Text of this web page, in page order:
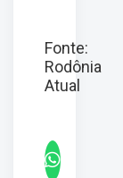
Fonte:
Rodônia
Atual